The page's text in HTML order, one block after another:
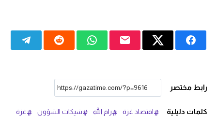
رابط مختصر
كلمات دليلية اقتصاد غزة رام الله شيكات الشؤون
غزة